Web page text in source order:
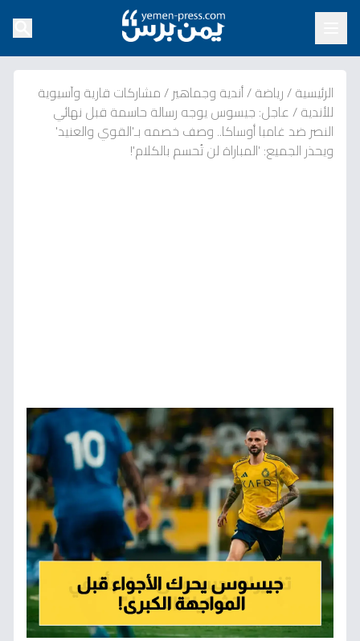
الرئيسية/رياضة/أندية وجماهير /مشاركات قارية وآسيوية
للأندية/عاجل: جيسوس يوجه رسالة حاسمة قبل نهائي
النصر ضد غامبا أوساكا.. وصف خصمه بـ'القوي والعنيد'
ويحذر الجميع: 'المباراة لن تُحسم بالكلام'!